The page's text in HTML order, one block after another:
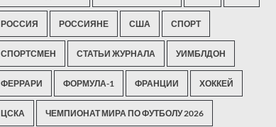
РОССИЯ РОССИЯНЕ США СПОРТ
СПОРТСМЕН СТАТЬИ ЖУРНАЛА УИМБЛДОН
ФЕРРАРИ ФОРМУЛА-1 ФРАНЦИИ ХОККЕЙ
ЦСКА ЧЕМПИОНАТ МИРА ПО ФУТБОЛУ 2026